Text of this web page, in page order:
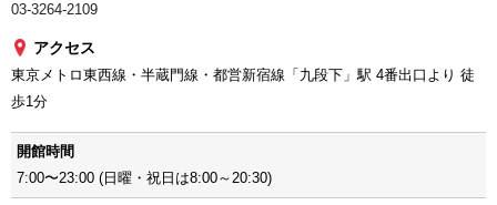
03-3264-2109
アクセス
東京メトロ東西線・半蔵門線・都営新宿線「九段下」駅 4番出口より 徒
歩1分
開館時間
7:00〜23:00 (日曜・祝日は8:00～20:30)